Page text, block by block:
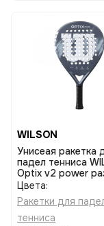
WILSON
Унисеая ракетка для
падел тенниса
Optix v2 power
Цвета:
Ракетки для
тенниса